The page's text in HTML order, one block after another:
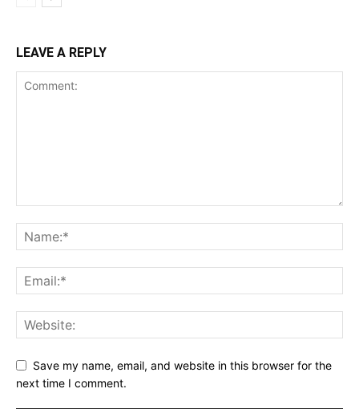
LEAVE A REPLY
Save my name, email, and website in this browser for the
next time I comment.